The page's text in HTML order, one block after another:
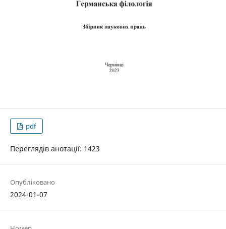
pdf
Переглядів анотації: 1423
Опубліковано
2024-01-07